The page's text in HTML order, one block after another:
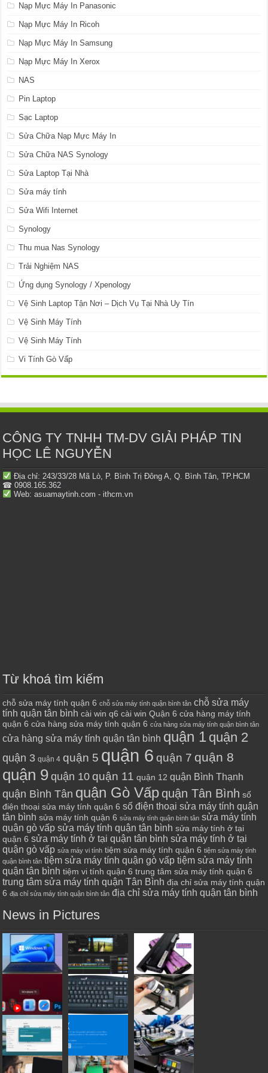
Nạp Mực Máy In Panasonic
Nạp Mực Máy In Ricoh
Nạp Mực Máy In Samsung
Nạp Mực Máy In Xerox
NAS
Pin Laptop
Sạc Laptop
Sửa Chữa Nạp Mực Máy In
Sửa Chữa NAS Synology
Sửa Laptop Tại Nhà
Sửa máy tính
Sửa Wifi Internet
Synology
Thu mua Nas Synology
Trải Nghiệm NAS
Ứng dụng Synology / Xpenology
Vệ Sinh Laptop Tận Nơi – Dịch Vụ Tại Nhà Uy Tín
Vệ Sinh Máy Tính
Vệ Sinh Máy Tính
Vi Tính Gò Vấp
CÔNG TY TNHH TM-DV GIẢI PHÁP TIN
HỌC LÊ NGUYỄN
Địa chỉ: 243/33/28 Mã Lò, P. Bình Trị Đông A, Q. Bình Tân, TP.HCM
☎ 0908.165.362
Web: asuamaytinh.com - ithcm.vn
Từ khoá tìm kiếm
chỗ sửa máy tính quận 6 chỗ sửa máy tính quận bình tân chỗ sửa máy
tính quận tân bình cài win q6 cài win Quận 6 cửa hàng máy tính
quận 6 cửa hàng sửa máy tính quận 6 cửa hàng sửa máy tính quận bình tân
cửa hàng sửa máy tính quận tân bình quận 1 quận 2
quận 3 quận 4 quận 5 quận 6 quận 7 quận 8
quận 9 quận 10 quận 11 quận 12 quận Bình Thạnh
quận Bình Tân quận Gò Vấp quận Tân Bình số
điện thoại sửa máy tính quận 6 số điện thoại sửa máy tính quận
tân bình sửa máy tính quận 6 sửa máy tính quận bình tân sửa máy tính
quận gò vấp sửa máy tính quận tân bình sửa máy tính ở tại
quận 6 sửa máy tính ở tại quận tân bình sửa máy tính ở tại
quận gò vấp sửa máy vi tính tiệm sửa máy tính quận 6 tiệm sửa máy tính
quận bình tân tiệm sửa máy tính quận gò vấp tiệm sửa máy tính
quận tân bình tiệm vi tính quận 6 trung tâm sửa máy tính quận 6
trung tâm sửa máy tính quận Tân Bình địa chỉ sửa máy tính quận
6 địa chỉ sửa máy tính quận bình tân địa chỉ sửa máy tính quận tân bình
News in Pictures